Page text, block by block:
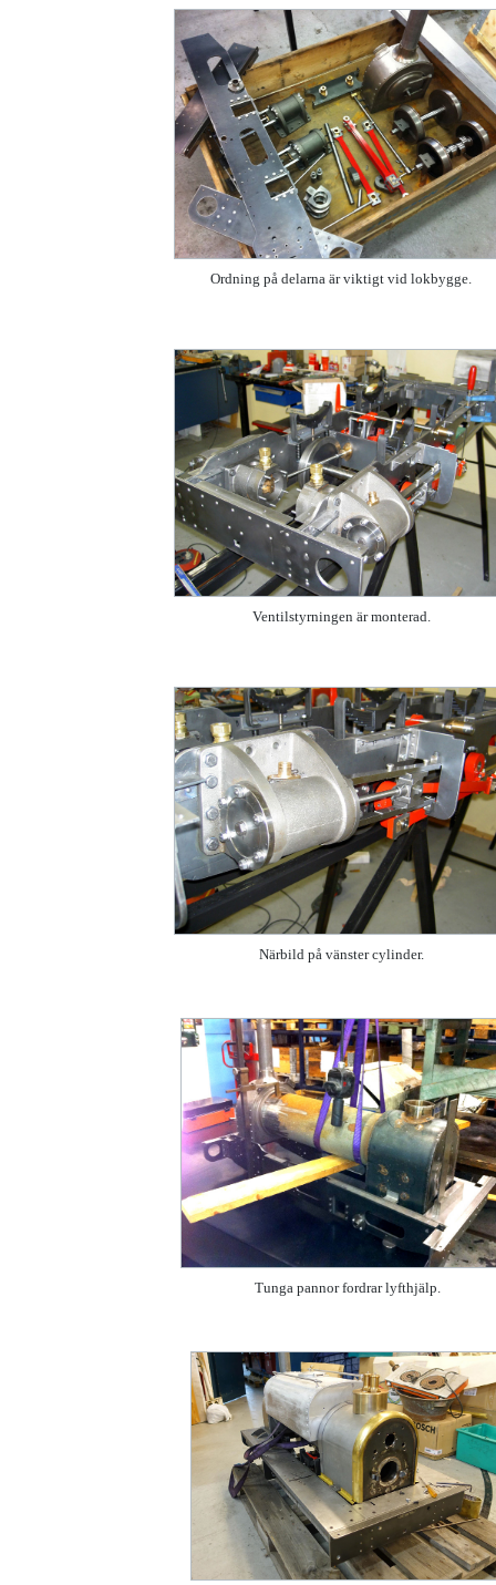
Ordning på delarna är viktigt vid lokbygge.
Ventilstyrningen är monterad.
Närbild på vänster cylinder.
Tunga pannor fordrar lyfthjälp.